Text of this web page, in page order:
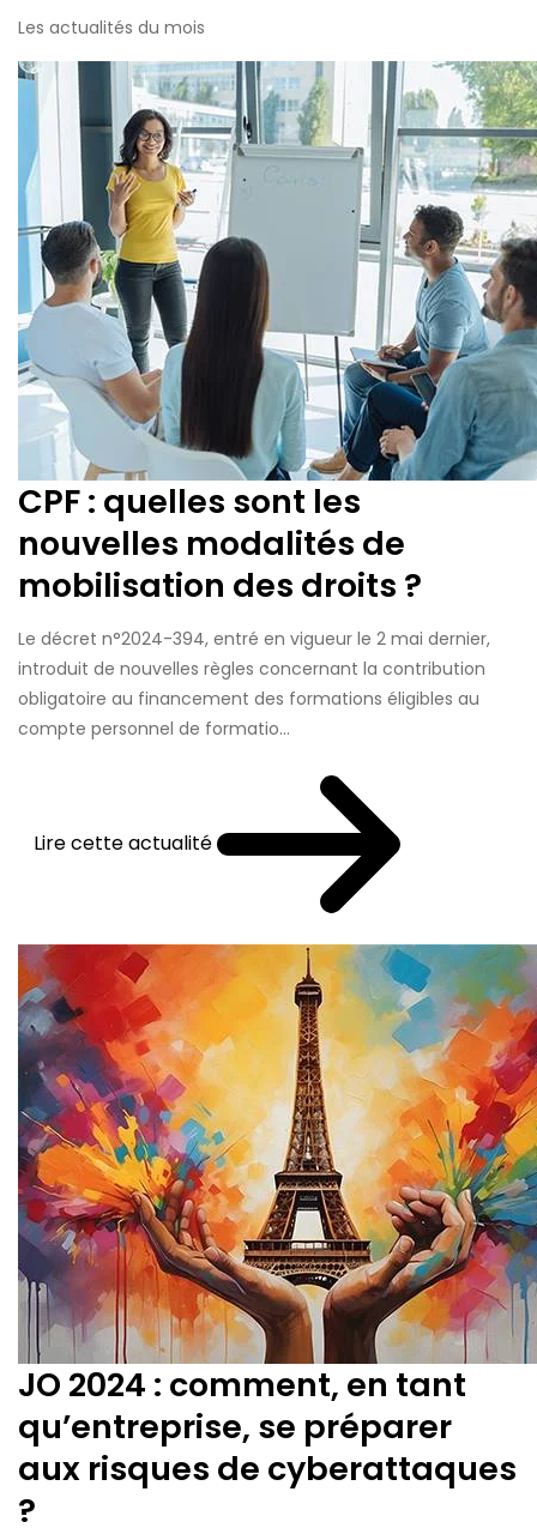
Les actualités du mois
CPF : quelles sont les
nouvelles modalités de
mobilisation des droits ?
Le décret n°2024-394, entré en vigueur le 2 mai dernier,
introduit de nouvelles règles concernant la contribution
obligatoire au financement des formations éligibles au
compte personnel de formatio...
Lire cette actualité
JO 2024 : comment, en tant
qu’entreprise, se préparer
aux risques de cyberattaques
?